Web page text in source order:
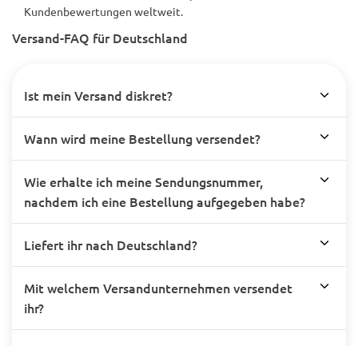
Kundenbewertungen weltweit.
Versand-FAQ für Deutschland
Ist mein Versand diskret?
Wann wird meine Bestellung versendet?
Wie erhalte ich meine Sendungsnummer,
nachdem ich eine Bestellung aufgegeben habe?
Liefert ihr nach Deutschland?
Mit welchem Versandunternehmen versendet
ihr?